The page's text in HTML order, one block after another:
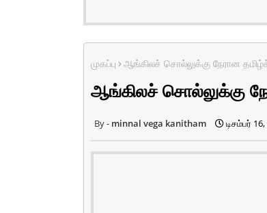
முகப்பு ஆங்கிலச் சொல்லுக்கு நேரான
ஆங்கிலச் சொல்லுக்கு
minnal vega kanitham டிசம்பர்